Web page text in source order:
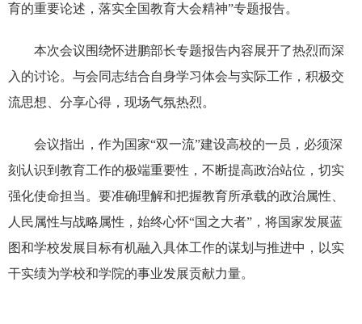
育的重要论述，落实全国教育大会精神”专题报告。
本次会议围绕怀进鹏部长专题报告内容展开了热烈而深
入的讨论。与会同志结合自身学习体会与实际工作，积极交
流思想、分享心得，现场气氛热烈。
会议指出，作为国家“双一流”建设高校的一员，必须深
刻认识到教育工作的极端重要性，不断提高政治站位，切实
强化使命担当。要准确理解和把握教育所承载的政治属性、
人民属性与战略属性，始终心怀“国之大者”，将国家发展蓝
图和学校发展目标有机融入具体工作的谋划与推进中，以实
干实绩为学校和学院的事业发展贡献力量。